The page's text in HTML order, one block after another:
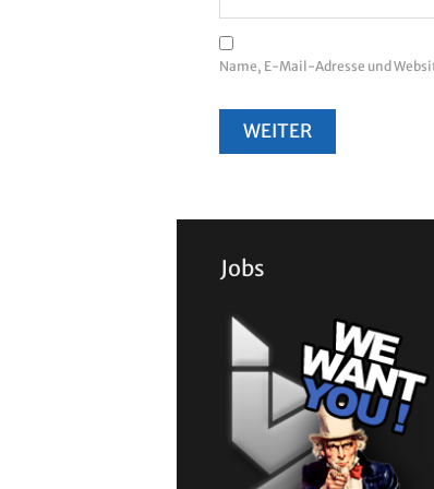
Name, E-Mail-Adresse und
Jobs